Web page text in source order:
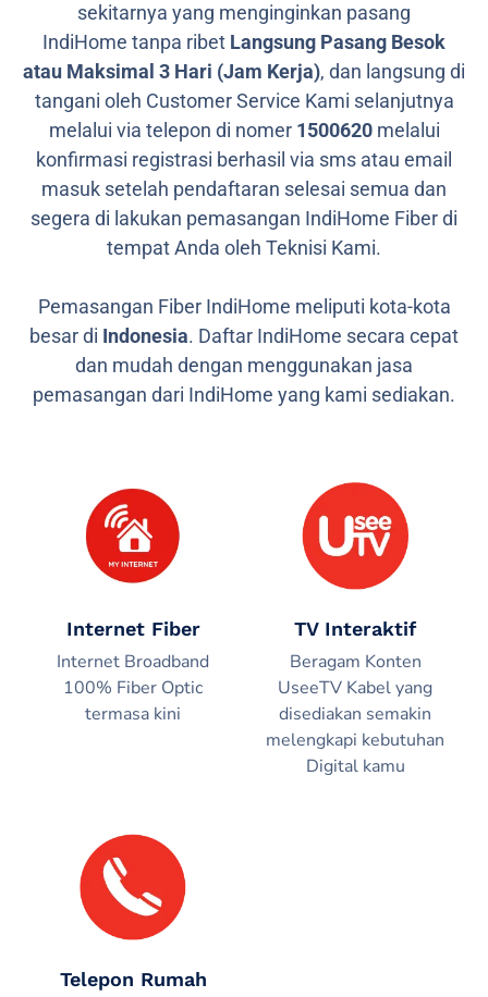
sekitarnya yang menginginkan pasang
IndiHome tanpa ribet Langsung Pasang Besok
atau Maksimal 3 Hari (Jam Kerja), dan langsung di
tangani oleh Customer Service Kami selanjutnya
melalui via telepon di nomer 1500620melalui
konfirmasi registrasi berhasil via sms atau email
masuk setelah pendaftaran selesai semua dan
segera di lakukan pemasangan IndiHome Fiber di
tempat Anda oleh Teknisi Kami.
Pemasangan Fiber IndiHome meliputi kota-kota
besar di Indonesia. Daftar IndiHome secara cepat
dan mudah dengan menggunakan jasa
pemasangan dari IndiHome yang kami sediakan.
Internet Fiber
Internet Broadband
100% Fiber Optic
termasa kini
TV Interaktif
Beragam Konten
UseeTV Kabel yang
disediakan semakin
melengkapi kebutuhan
Digital kamu
Telepon Rumah